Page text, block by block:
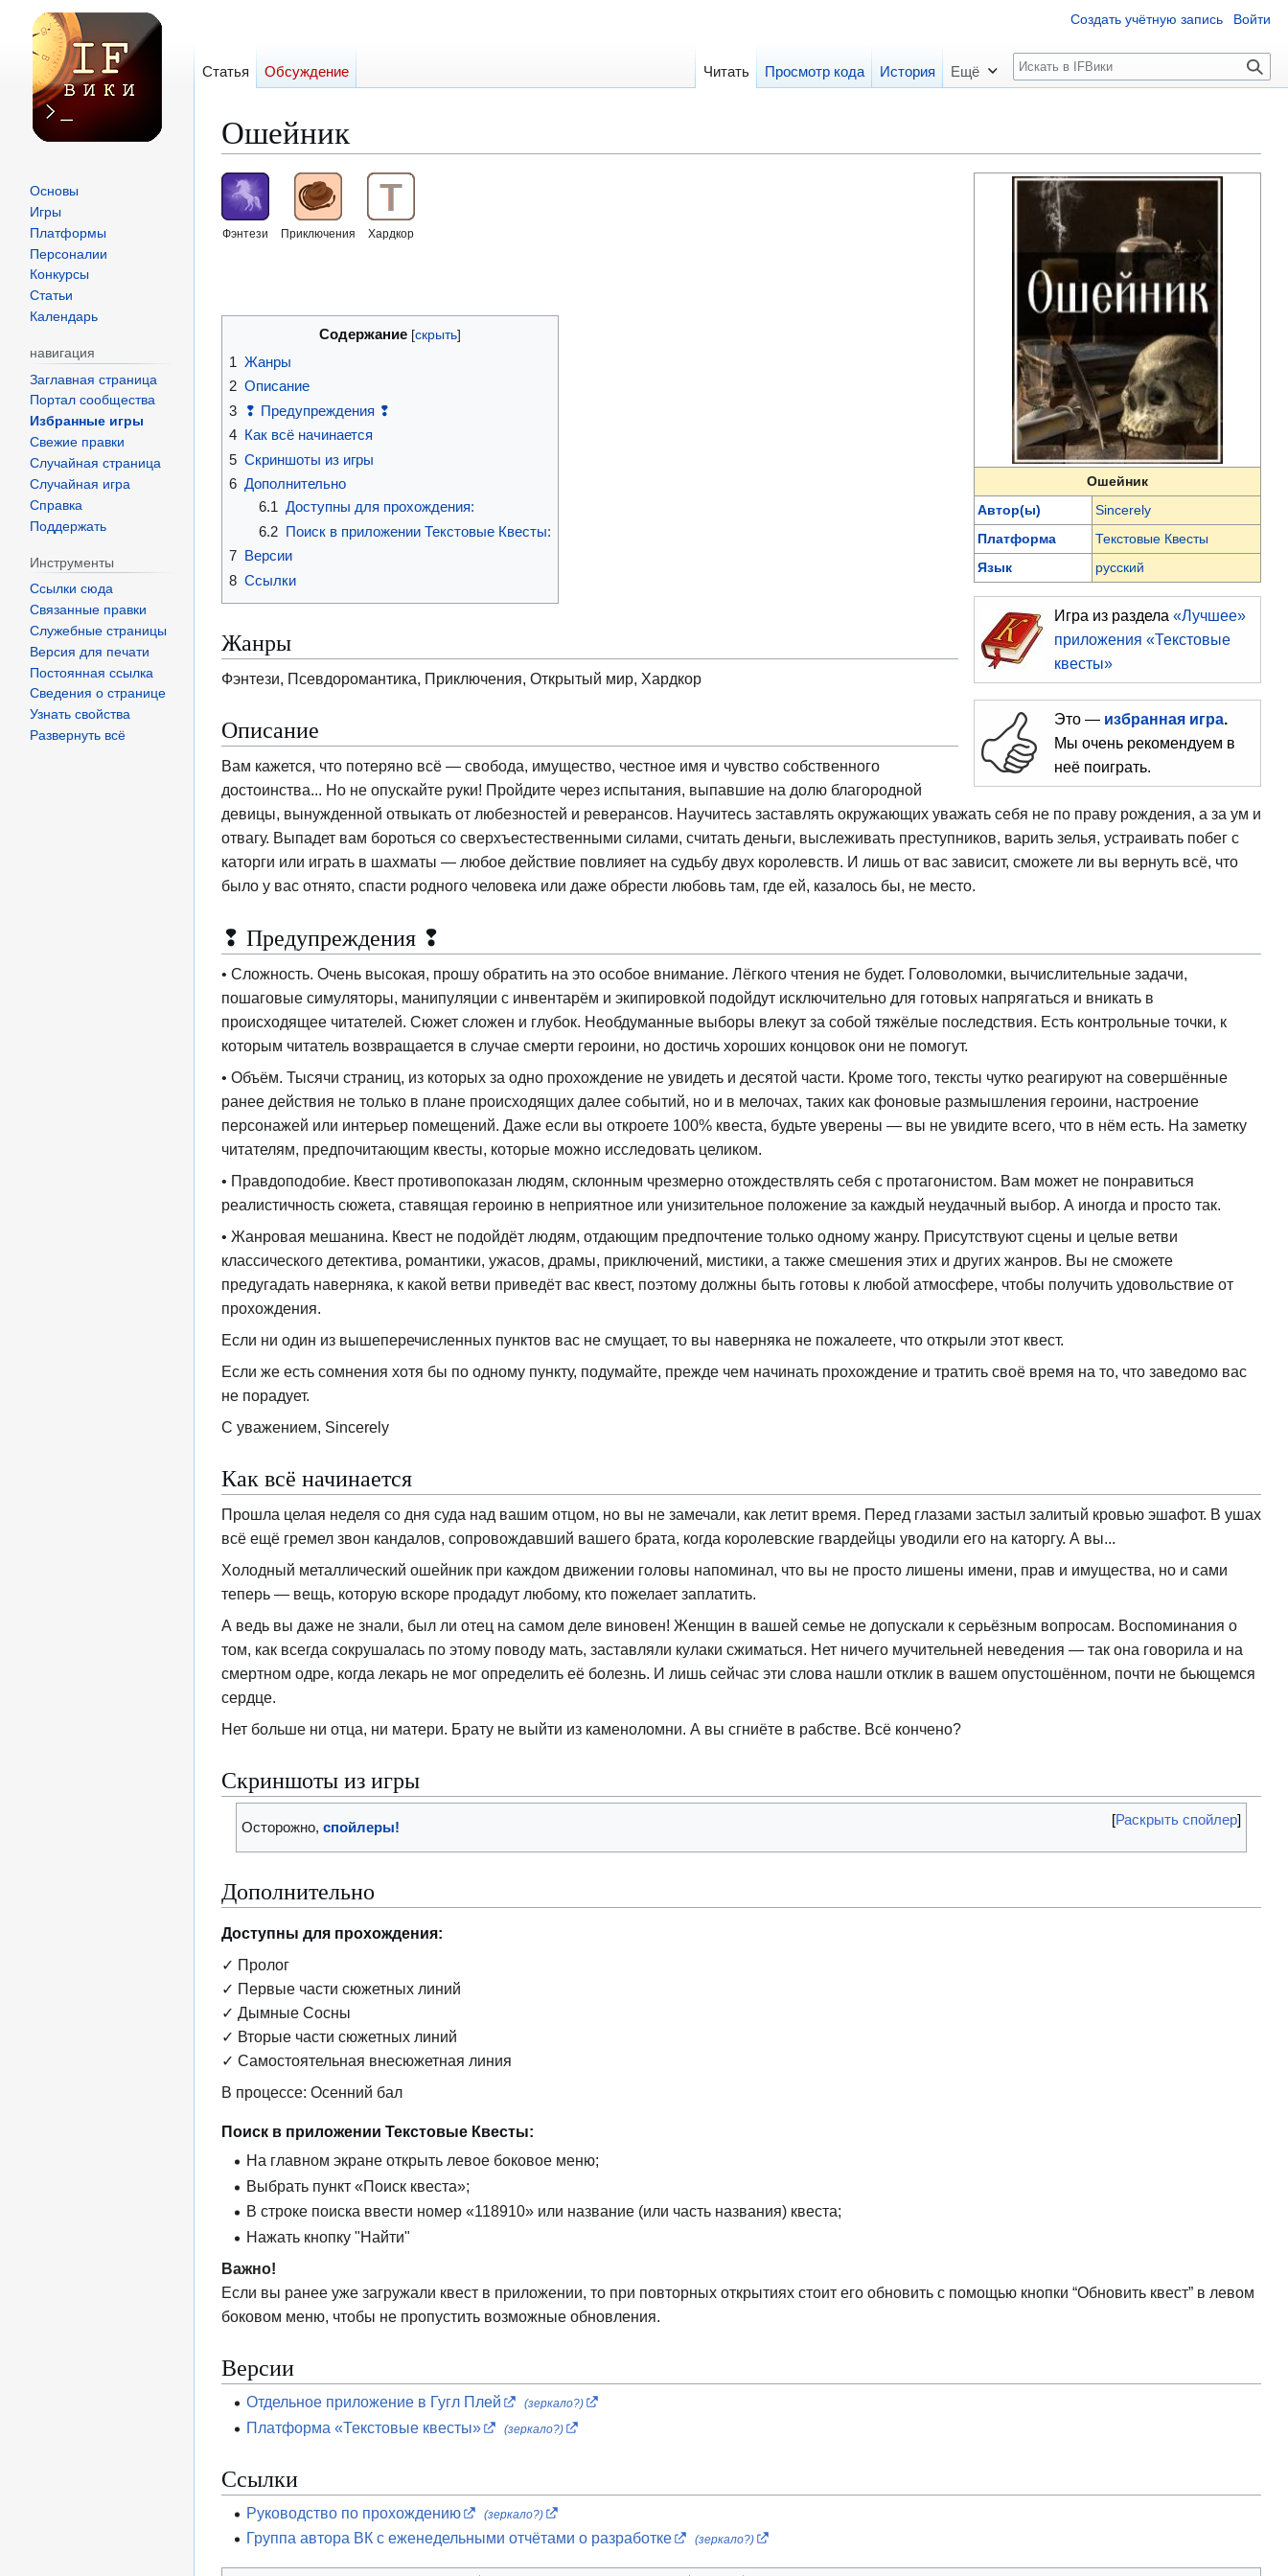
Ошейник
Перейти
навигации
Перейти
поиску
Ошейник
Автор(ы)
Sincerely
Платформа
Текстовые Квесты
Язык
русский
Фэнтези Приключения Хардкор
Игра из раздела «Лучшее»
приложения «Текстовые
квесты»
Это — избранная игра
Мы очень рекомендуем в
неё поиграть.
Содержание
1 Жанры
2 Описание
3
❢ Предупреждения ❢
4 Как всё начинается
5 Скриншоты из игры
6 Дополнительно
6.1 Доступны для прохождения:
6.2 Поиск в приложении Текстовые Квесты:
7 Версии
8 Ссылки
Жанры
Фэнтези, Псевдоромантика, Приключения, Открытый мир, Хардкор
Описание
Вам кажется, что потеряно всё — свобода, имущество, честное имя и чувство собственного
достоинства... Но не опускайте руки! Пройдите через испытания, выпавшие на долю благородной
девицы, вынужденной отвыкать от любезностей и реверансов. Научитесь заставлять окружающих уважать себя не по праву рождения, а за ум и
отвагу. Выпадет вам бороться со сверхъестественными силами, считать деньги, выслеживать преступников, варить зелья, устраивать побег с
каторги или играть в шахматы — любое действие повлияет на судьбу двух королевств. И лишь от вас зависит, сможете ли вы вернуть всё, что
было у вас отнято, спасти родного человека или даже обрести любовь там, где ей, казалось бы, не место.
❢ Предупреждения ❢
• Сложность. Очень высокая, прошу обратить на это особое внимание. Лёгкого чтения не будет. Головоломки, вычислительные задачи,
пошаговые симуляторы, манипуляции с инвентарём и экипировкой подойдут исключительно для готовых напрягаться и вникать в
происходящее читателей. Сюжет сложен и глубок. Необдуманные выборы влекут за собой тяжёлые последствия. Есть контрольные точки, к
которым читатель возвращается в случае смерти героини, но достичь хороших концовок они не помогут.
• Объём. Тысячи страниц, из которых за одно прохождение не увидеть и десятой части. Кроме того, тексты чутко реагируют на совершённые
ранее действия не только в плане происходящих далее событий, но и в мелочах, таких как фоновые размышления героини, настроение
персонажей или интерьер помещений. Даже если вы откроете 100% квеста, будьте уверены — вы не увидите всего, что в нём есть. На заметку
читателям, предпочитающим квесты, которые можно исследовать целиком.
• Правдоподобие. Квест противопоказан людям, склонным чрезмерно отождествлять себя с протагонистом. Вам может не понравиться
реалистичность сюжета, ставящая героиню в неприятное или унизительное положение за каждый неудачный выбор. А иногда и просто так.
• Жанровая мешанина. Квест не подойдёт людям, отдающим предпочтение только одному жанру. Присутствуют сцены и целые ветви
классического детектива, романтики, ужасов, драмы, приключений, мистики, а также смешения этих и других жанров. Вы не сможете
предугадать наверняка, к какой ветви приведёт вас квест, поэтому должны быть готовы к любой атмосфере, чтобы получить удовольствие от
прохождения.
Если ни один из вышеперечисленных пунктов вас не смущает, то вы наверняка не пожалеете, что открыли этот квест.
Если же есть сомнения хотя бы по одному пункту, подумайте, прежде чем начинать прохождение и тратить своё время на то, что заведомо вас
не порадует.
С уважением, Sincerely
Как всё начинается
Прошла целая неделя со дня суда над вашим отцом, но вы не замечали, как летит время. Перед глазами застыл залитый кровью эшафот. В ушах
всё ещё гремел звон кандалов, сопровождавший вашего брата, когда королевские гвардейцы уводили его на каторгу. А вы...
Холодный металлический ошейник при каждом движении головы напоминал, что вы не просто лишены имени, прав и имущества, но и сами
теперь — вещь, которую вскоре продадут любому, кто пожелает заплатить.
А ведь вы даже не знали, был ли отец на самом деле виновен! Женщин в вашей семье не допускали к серьёзным вопросам. Воспоминания о
том, как всегда сокрушалась по этому поводу мать, заставляли кулаки сжиматься. Нет ничего мучительней неведения — так она говорила и на
смертном одре, когда лекарь не мог определить её болезнь. И лишь сейчас эти слова нашли отклик в вашем опустошённом, почти не бьющемся
сердце.
Нет больше ни отца, ни матери. Брату не выйти из каменоломни. А вы сгниёте в рабстве. Всё кончено?
Скриншоты из игры
Раскрыть спойлер
Осторожно,спойлеры!
Дополнительно
Доступны для прохождения:
✓ Пролог
✓ Первые части сюжетных линий
✓ Дымные Сосны
✓ Вторые части сюжетных линий
✓ Самостоятельная внесюжетная линия
В процессе: Осенний бал
Поиск в приложении Текстовые Квесты:
На главном экране открыть левое боковое меню;
Выбрать пункт «Поиск квеста»;
В строке поиска ввести номер «118910» или название (или часть названия) квеста;
Нажать кнопку "Найти"
Важно!
Если вы ранее уже загружали квест в приложении, то при повторных открытиях стоит его обновить с помощью кнопки “Обновить квест” в левом
боковом меню, чтобы не пропустить возможные обновления.
Версии
Отдельное приложение в Гугл Плей (зеркало?)
Платформа «Текстовые квесты» (зеркало?)
Ссылки
Руководство по прохождению (зеркало?)
Группа автора ВК с еженедельными отчётами о разработке (зеркало?)
Создать учётную запись Войти
Статья Обсуждение Читать Просмотр кода История Ещё
П
о
к
Основы
Игры
Платформы
Персоналии
Конкурсы
Статьи
Календарь
навигация
Заглавная страница
Портал сообщества
Избранные игры
Свежие правки
Случайная страница
Случайная игра
Справка
Поддержать
Инструменты
Ссылки сюда
Связанные правки
Служебные страницы
Версия для печати
Постоянная ссылка
Сведения о странице
Узнать свойства
Развернуть всё